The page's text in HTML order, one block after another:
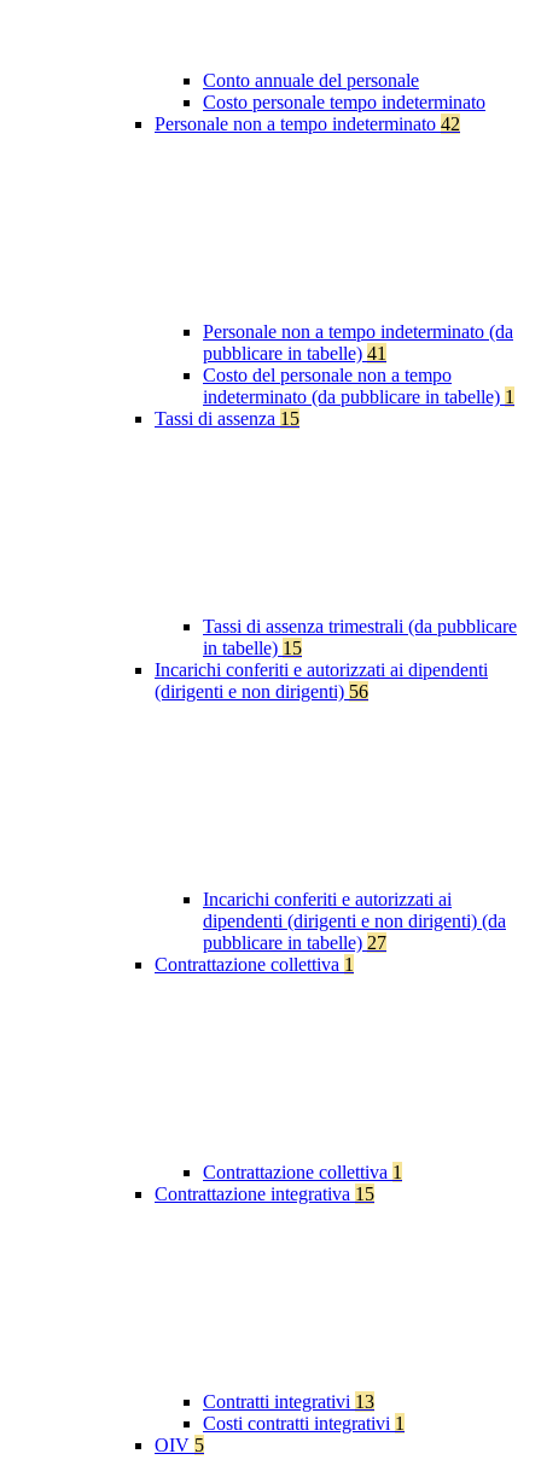
Conto annuale del personale
Costo personale tempo indeterminato
Personale non a tempo indeterminato 42
Personale non a tempo indeterminato (da
pubblicare in tabelle) 41
Costo del personale non a tempo
indeterminato (da pubblicare in tabelle) 1
Tassi di assenza 15
Tassi di assenza trimestrali (da pubblicare
in tabelle) 15
Incarichi conferiti e autorizzati ai dipendenti
(dirigenti e non dirigenti) 56
Incarichi conferiti e autorizzati ai
dipendenti (dirigenti e non dirigenti) (da
pubblicare in tabelle) 27
Contrattazione collettiva 1
Contrattazione collettiva 1
Contrattazione integrativa 15
Contratti integrativi 13
Costi contratti integrativi 1
OIV 5